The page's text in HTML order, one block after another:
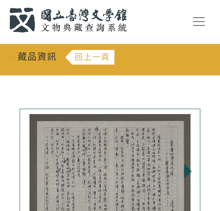
::: 藏品資訊 回上一頁